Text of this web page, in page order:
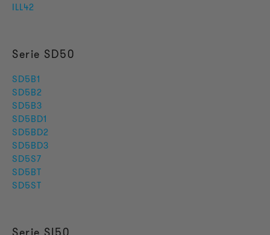
ILL42
Serie SD50
SD5B1
SD5B2
SD5B3
SD5BD1
SD5BD2
SD5BD3
SD5S7
SD5BT
SD5ST